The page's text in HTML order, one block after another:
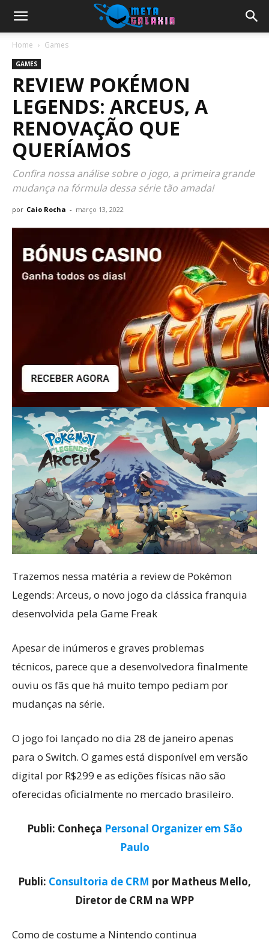
Home Games
GAMES
REVIEW POKÉMON
LEGENDS: ARCEUS, A
RENOVAÇÃO QUE
QUERÍAMOS
Confira nossa análise sobre o jogo, a primeira grande
mudança na fórmula dessa série tão amada!
por Caio Rocha - março 13, 2022
Trazemos nessa matéria a review de Pokémon
Legends: Arceus, o novo jogo da clássica franquia
desenvolvida pela Game Freak
Apesar de inúmeros e graves problemas
técnicos, parece que a desenvolvedora finalmente
ouviu os fãs que há muito tempo pediam por
mudanças na série.
O jogo foi lançado no dia 28 de janeiro apenas
para o Switch. O games está disponível em versão
digital por R$299 e as edições físicas não são
oferecidas oficialmente no mercado brasileiro.
Publi: Conheça Personal Organizer em São
Paulo
Publi: Consultoria de CRM por Matheus Mello,
Diretor de CRM na WPP
Como de costume a Nintendo continua